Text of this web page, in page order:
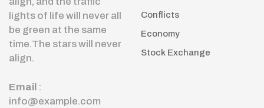
lights of life will never all
be green at the same
time.The stars will never
align.
Email :
info@example.com
Conflicts
Economy
Stock Exchange